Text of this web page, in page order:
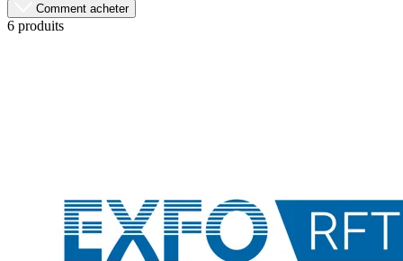
Entreprise
Comment acheter
6 produits